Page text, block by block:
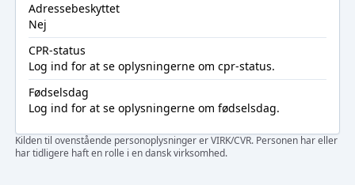
Adressebeskyttet
Nej
CPR-status
Log ind for at se oplysningerne om cpr-status.
Fødselsdag
Log ind for at se oplysningerne om fødselsdag.
Kilden til ovenstående personoplysninger er VIRK/CVR. Personen har eller
har tidligere haft en rolle i en dansk virksomhed.